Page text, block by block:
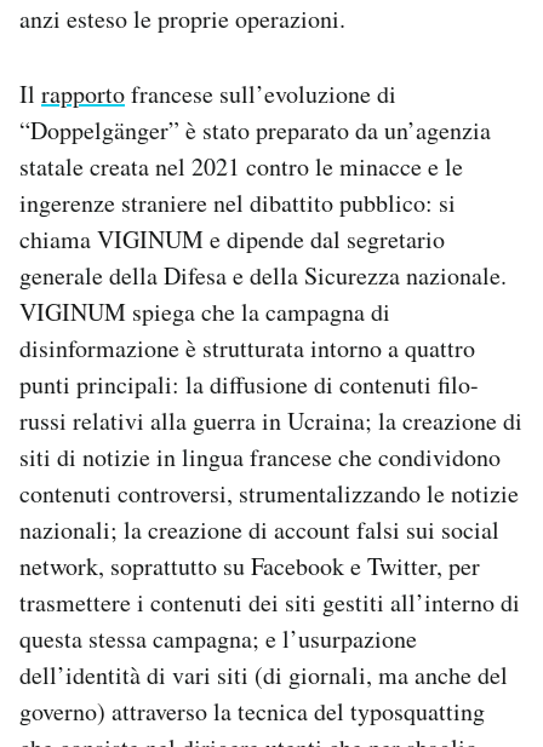
anzi esteso le proprie operazioni.
Il rapportofrancese sull’evoluzione di
“Doppelgänger” è stato preparato da un’agenzia
statale creata nel 2021 contro le minacce e le
ingerenze straniere nel dibattito pubblico: si
chiama VIGINUM e dipende dal segretario
generale della Difesa e della Sicurezza nazionale.
VIGINUM spiega che la campagna di
disinformazione è strutturata intorno a quattro
punti principali: la diffusione di contenuti filo-
russi relativi alla guerra in Ucraina; la creazione di
siti di notizie in lingua francese che condividono
contenuti controversi, strumentalizzando le notizie
nazionali; la creazione di account falsi sui social
network, soprattutto su Facebook e Twitter, per
trasmettere i contenuti dei siti gestiti all’interno di
questa stessa campagna; e l’usurpazione
dell’identità di vari siti (di giornali, ma anche del
governo) attraverso la tecnica del typosquatting